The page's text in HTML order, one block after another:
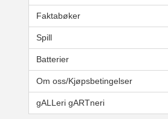
Faktabøker
Spill
Batterier
Om oss/Kjøpsbetingelser
gALLeri gARTneri